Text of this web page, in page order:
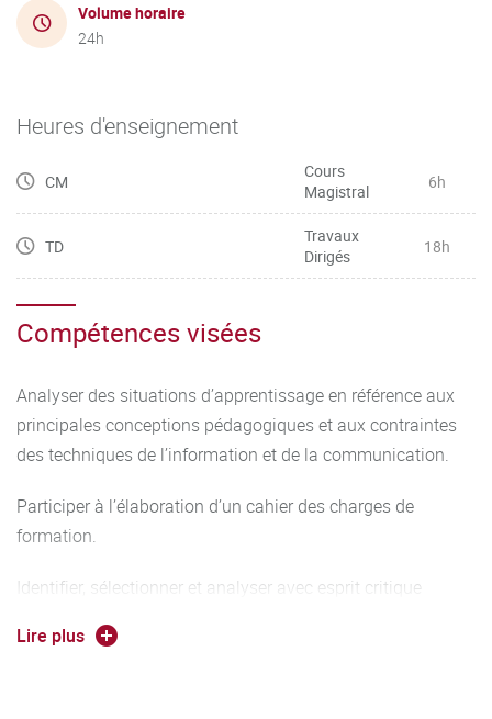
Volume horaire
24h
Heures d'enseignement
CM
Cours
Magistral
6h
TD
Travaux
Dirigés
18h
Compétences visées
Analyser des situations d’apprentissage en référence aux
principales conceptions pédagogiques et aux contraintes
des techniques de l’information et de la communication.
Participer à l’élaboration d’un cahier des charges de
formation.
Identifier, sélectionner et analyser avec esprit critique
documenter un sujet et synthétiser ces données en vue de
Lire plus